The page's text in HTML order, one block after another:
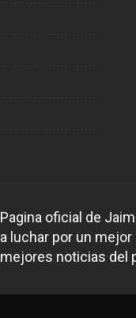
Pagina oficial de
a luchar por un
mejores noticias del